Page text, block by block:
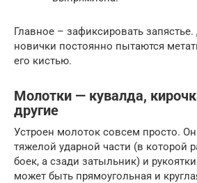
Главное – зафиксировать
новички постоянно пытаются
его кистью.
Молотки — кувалда,
другие
Устроен молоток совсем просто.
тяжелой ударной части (в которой
боек, а сзади затыльник) и
может быть прямоугольная и